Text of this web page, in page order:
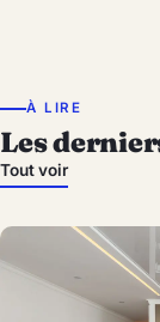
À LIRE
Les
Tout voir